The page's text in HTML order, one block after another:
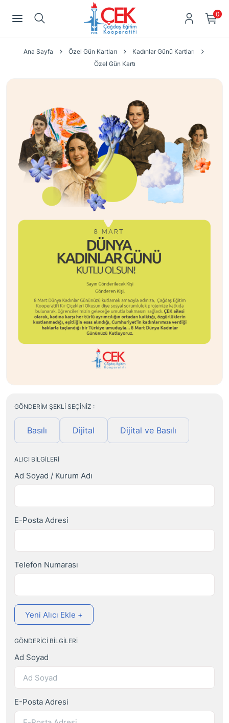
0
Ana Sayfa Özel Gün Kartları
Kadınlar Günü Kartları
Özel Gün Kartı
GÖNDERIM ŞEKLI SEÇINIZ :
Basılı Dijital Dijital ve Basılı
ALICI BILGILERI
Ad Soyad / Kurum Adı
E-Posta Adresi
Telefon Numarası
Yeni Alıcı Ekle +
GÖNDERICI BILGILERI
Ad Soyad
E-Posta Adresi